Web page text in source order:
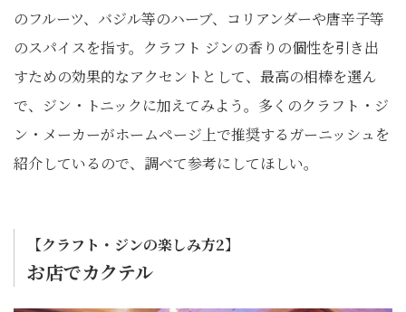
のフルーツ、バジル等のハーブ、コリアンダーや唐辛子等
のスパイスを指す。クラフト ジンの香りの個性を引き出
すための効果的なアクセントとして、最高の相棒を選ん
で、ジン・トニックに加えてみよう。多くのクラフト・ジ
ン・メーカーがホームページ上で推奨するガーニッシュを
紹介しているので、調べて参考にしてほしい。
【クラフト・ジンの楽しみ方2】
お店でカクテル